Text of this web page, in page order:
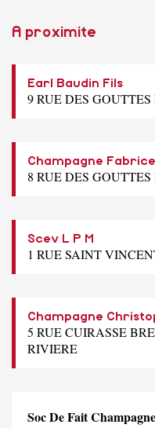
A proximite
Earl Baudin Fils
9 RUE DES
Champagne
8 RUE DES
Scev L P M
1 RUE SAINT
Champagne
5 RUE CUIRASSE
RIVIERE
Soc De Fait